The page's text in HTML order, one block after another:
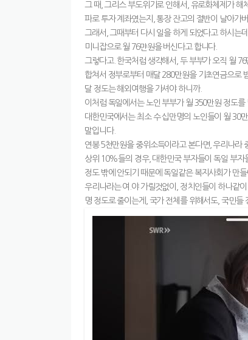
그 때, 그리스 부도위기로 인해서, 유로화체제가 해
파로 투자 계좌였는지, 통장 잔고의 절반이 날아가
그래서, 그때부터 다시 일을 하게 되었다고 하시는
미니잡으로 월 76먄원을 버신다고 합니다.
그렇다고. 한국처럼 생각해서, 두 부부가 오직 월
합쳐서 정부로부터 매달 280만원을 기초연금으로
달 정도는 해외여행을 가셔야 하니까.
이처럼 독일에서는 노인 부부가 월 350만원 정도
대한민국에서는 최소 수 십만명의 노인들이 월 30
말입니다.
연봉 5천만원을 중위소득이라고 본다면, 우리나라
상위 10%들의 경우, 대한민국 부자들이 독일 부
정도 밖에 안되기 때문에 독일같은 복지사회가 만
우리나라는 여.야 가릴것없이, 정치인들이 하나같
명 정도로 줄이는게, 국가 전체를 위해서도, 국민들